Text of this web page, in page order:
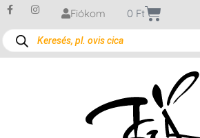
Fiókom 0 Ft